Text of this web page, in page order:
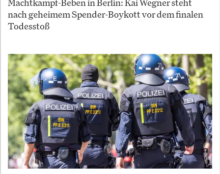
nach geheimem Spender-Boykott vor dem finalen
Todesstoß